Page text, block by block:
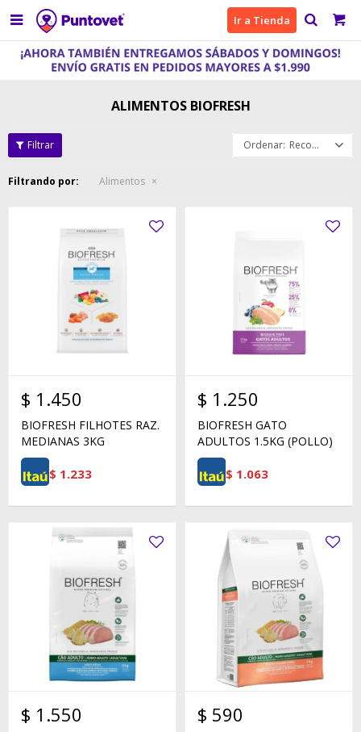
 Ir a Tienda
ALIMENTOS BIOFRESH
Recomendados
Filtrando por: Alimentos
$ 1.450
BIOFRESH FILHOTES RAZ.
MEDIANAS 3KG
$ 1.233
$ 1.250
BIOFRESH GATO
ADULTOS 1.5KG (POLLO)
$ 1.063
$ 1.550 $ 590